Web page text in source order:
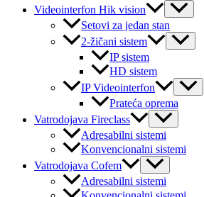
Videointerfon Hik vision
Menu
Toggle
Setovi za jedan stan
2-žičani sistem
Menu
Toggle
IP sistem
HD sistem
IP Videointerfon
Menu
Toggle
Prateća oprema
Vatrodojava Fireclass
Menu
Toggle
Adresabilni sistemi
Konvencionalni sistemi
Vatrodojava Cofem
Menu
Toggle
Adresabilni sistemi